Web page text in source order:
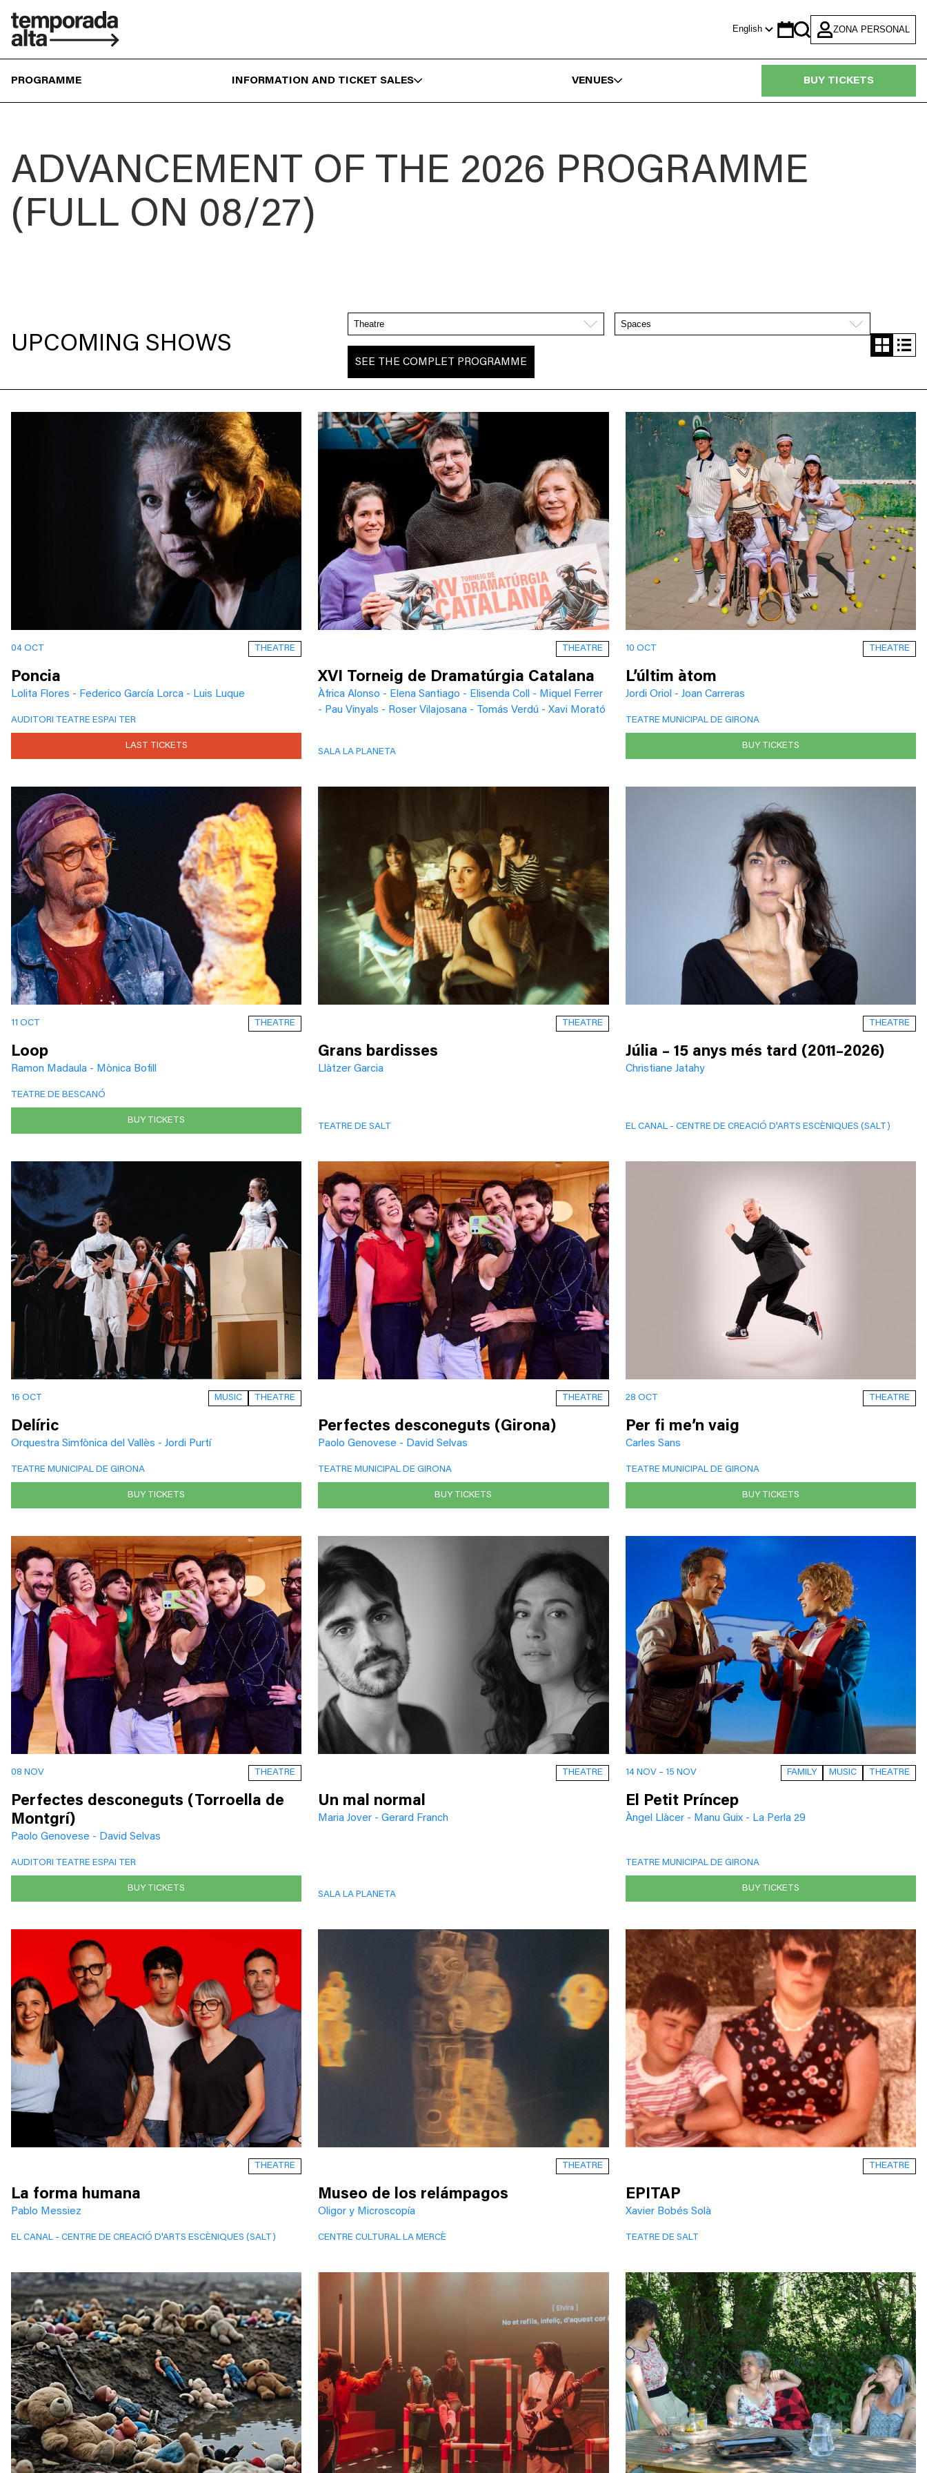
Temporada
English
Calendar
Search
ZONA PERSONAL
PROGRAMME INFORMATION AND TICKET SALES VENUES BUY TICKETS
ADVANCEMENT OF THE 2026 PROGRAMME
(FULL ON 08/27)
UPCOMING SHOWS
SEE THE COMPLET PROGRAMME
Veure
graella
Veure
agenda
04 OCT THEATRE
Poncia
Lolita Flores - Federico García Lorca - Luis Luque
AUDITORI TEATRE ESPAI TER
LAST TICKETS
THEATRE
XVI Torneig de Dramatúrgia Catalana
Àfrica Alonso - Elena Santiago - Elisenda Coll - Miquel Ferrer
- Pau Vinyals - Roser Vilajosana - Tomás Verdú - Xavi Morató
SALA LA PLANETA
10 OCT THEATRE
L’últim àtom
Jordi Oriol - Joan Carreras
TEATRE MUNICIPAL DE GIRONA
BUY TICKETS
11 OCT THEATRE
Loop
Ramon Madaula - Mònica Bofill
TEATRE DE BESCANÓ
BUY TICKETS
THEATRE
Grans bardisses
Llàtzer Garcia
TEATRE DE SALT
THEATRE
Júlia – 15 anys més tard (2011–2026)
Christiane Jatahy
EL CANAL - CENTRE DE CREACIÓ D'ARTS ESCÈNIQUES (SALT)
16 OCT MUSIC THEATRE
Delíric
Orquestra Simfònica del Vallès - Jordi Purtí
TEATRE MUNICIPAL DE GIRONA
BUY TICKETS
THEATRE
Perfectes desconeguts (Girona)
Paolo Genovese - David Selvas
TEATRE MUNICIPAL DE GIRONA
BUY TICKETS
28 OCT THEATRE
Per fi me’n vaig
Carles Sans
TEATRE MUNICIPAL DE GIRONA
BUY TICKETS
08 NOV THEATRE
Perfectes desconeguts (Torroella de
Montgrí)
Paolo Genovese - David Selvas
AUDITORI TEATRE ESPAI TER
BUY TICKETS
THEATRE
Un mal normal
Maria Jover - Gerard Franch
SALA LA PLANETA
14 NOV – 15 NOV FAMILY MUSIC THEATRE
El Petit Príncep
Àngel Llàcer - Manu Guix - La Perla 29
TEATRE MUNICIPAL DE GIRONA
BUY TICKETS
THEATRE
La forma humana
Pablo Messiez
EL CANAL - CENTRE DE CREACIÓ D'ARTS ESCÈNIQUES (SALT)
THEATRE
Museo de los relámpagos
Oligor y Microscopía
CENTRE CULTURAL LA MERCÈ
THEATRE
EPITAP
Xavier Bobés Solà
TEATRE DE SALT